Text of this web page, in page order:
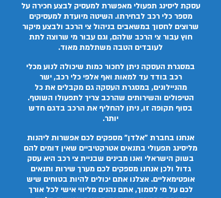
עסקת ליסינג תפעולי מאפשרת למעסיק לבצע חכירה על
מספר כלי רכב לבחירתו. השיטה מיועדת למעסיקים
שרוצים לחסוך במשאבים בניהול צי הרכב ולבצע מיקור
חוץ עבור צי הרכב שלהם, וגם עבור מי שרוצה לתת
לעובדים הטבה משתלמת מאוד.
במסגרת העסקה ניתן לחכור כמות שיכולה לנוע מכלי
רכב בודד עד למאות ואף אלפי כלי רכב, ישר
מהניילונים, במסגרת העסקה גם מקבלים את כל
הטיפולים והשירותים שהרכב צריך לתפעולו השוטף.
בסוף תקופה זו, ניתן להחליף את הרכב בדגם חדש
יותר.
אנחנו בחברת "אלדן" מספקים לכם אפשרות ליהנות
מליסינג תפעולי בתנאים אטרקטיביים שאין דומים להם
בשוק הישראלי ואנו מבינים שבניית צי רכב היא עסק
גדול ולכן אנחנו מספקים לכם מערך שירות ותנאים
אופטימאליים. אצלנו אתם יכולים להיות בטוחים שיש
לכם על מי לסמוך, אתם נהנים מליווי אישי לכל אורך